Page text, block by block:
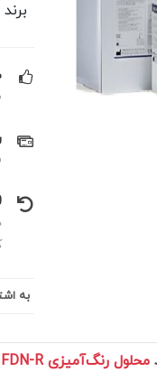
10
به
محلول رنگ‌آمیزی FDN-R